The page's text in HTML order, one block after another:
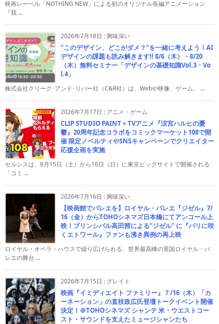
映画レーベル「NOTHING NEW」による初のオリジナル長編アニメーション
『我 ...
2026年7月18日 :興味深い
“このデザイン、どこがダメ？”を一緒に考えよう！AI
デザインの課題も読み解きます!! 8/6（木）・8/20
（木）無料セミナー「デザインの基礎知識Vol.3・Vo
l.4」
株式会社クリーク･アンド･リバー社（C&R社）は、Webや映像、ゲーム、 ...
2026年7月17日 : アニメ・ゲーム
CLIP STUDIO PAINT × TVアニメ『涼宮ハルヒの憂
鬱』20周年記念コラボをコミックマーケット108で開
催 限定ノベルティやSNSキャンペーンでクリエイター
応援企画を実施
セルシスは、8月15日（土）から16日（日）に東京ビッグサイトで開催される
「コミ ...
2026年7月16日 :興味深い
【映画館でバレエを】ロイヤル・バレエ『ジゼル』7/
16（金）からTOHOシネマズ日本橋にてアンコール上
映！プリンシパル高田茜による“ジゼル” に『パリに咲
くエトワール』ファンも沸き異例の再上映
ロイヤル・オペラ・ハウスで繰り広げられる、世界最高峰の英国ロイヤル・バ
レエの舞台 ...
2026年7月15日 : グレイト
映画『イミディエイト ファミリー』７/16（木）「カ
ーネーション」の直枝政広氏登壇トークイベント開催
決定！＠TOHOシネマズ シャンテ 米・ウエストコー
スト・サウンドを支えたミュージシャンたち